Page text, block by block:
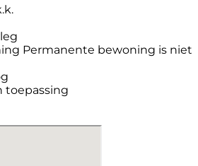
Permanente bewoning is niet
toepassing